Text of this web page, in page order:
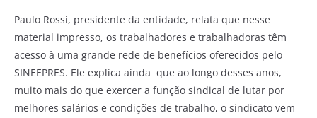
Paulo Rossi, presidente da entidade, relata que nesse
material impresso, os trabalhadores e trabalhadoras têm
acesso à uma grande rede de benefícios oferecidos pelo
SINEEPRES. Ele explica ainda que ao longo desses anos,
muito mais do que exercer a função sindical de lutar por
melhores salários e condições de trabalho, o sindicato vem